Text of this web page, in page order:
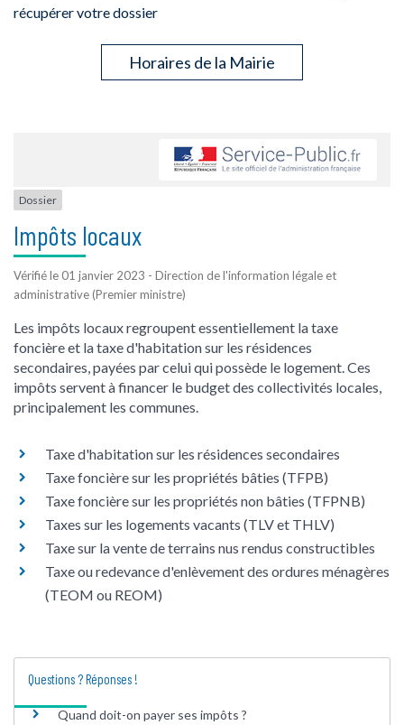
récupérer votre dossier
Horaires de la Mairie
Dossier
Impôts locaux
Vérifié le 01 janvier 2023 - Direction de l'information légale et
administrative (Premier ministre)
Les impôts locaux regroupent essentiellement la taxe
foncière et la taxe d'habitation sur les résidences
secondaires, payées par celui qui possède le logement. Ces
impôts servent à financer le budget des collectivités locales,
principalement les communes.
Taxe d'habitation sur les résidences secondaires
Taxe foncière sur les propriétés bâties (TFPB)
Taxe foncière sur les propriétés non bâties (TFPNB)
Taxes sur les logements vacants (TLV et THLV)
Taxe sur la vente de terrains nus rendus constructibles
Taxe ou redevance d'enlèvement des ordures ménagères
(TEOM ou REOM)
Questions ? Réponses !
Quand doit-on payer ses impôts ?